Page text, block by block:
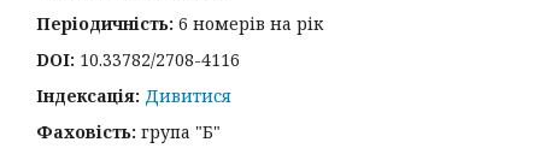
Періодичність: 6 номерів на рік
DOI: 10.33782/2708-4116
Індексація: Дивитися
Фаховість: група "Б"